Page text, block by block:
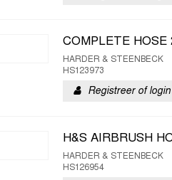
COMPLETE HOSE
HARDER & STEENBECK
HS123973
Registreer of
H&S AIRBRUSH
HARDER & STEENBECK
HS126954